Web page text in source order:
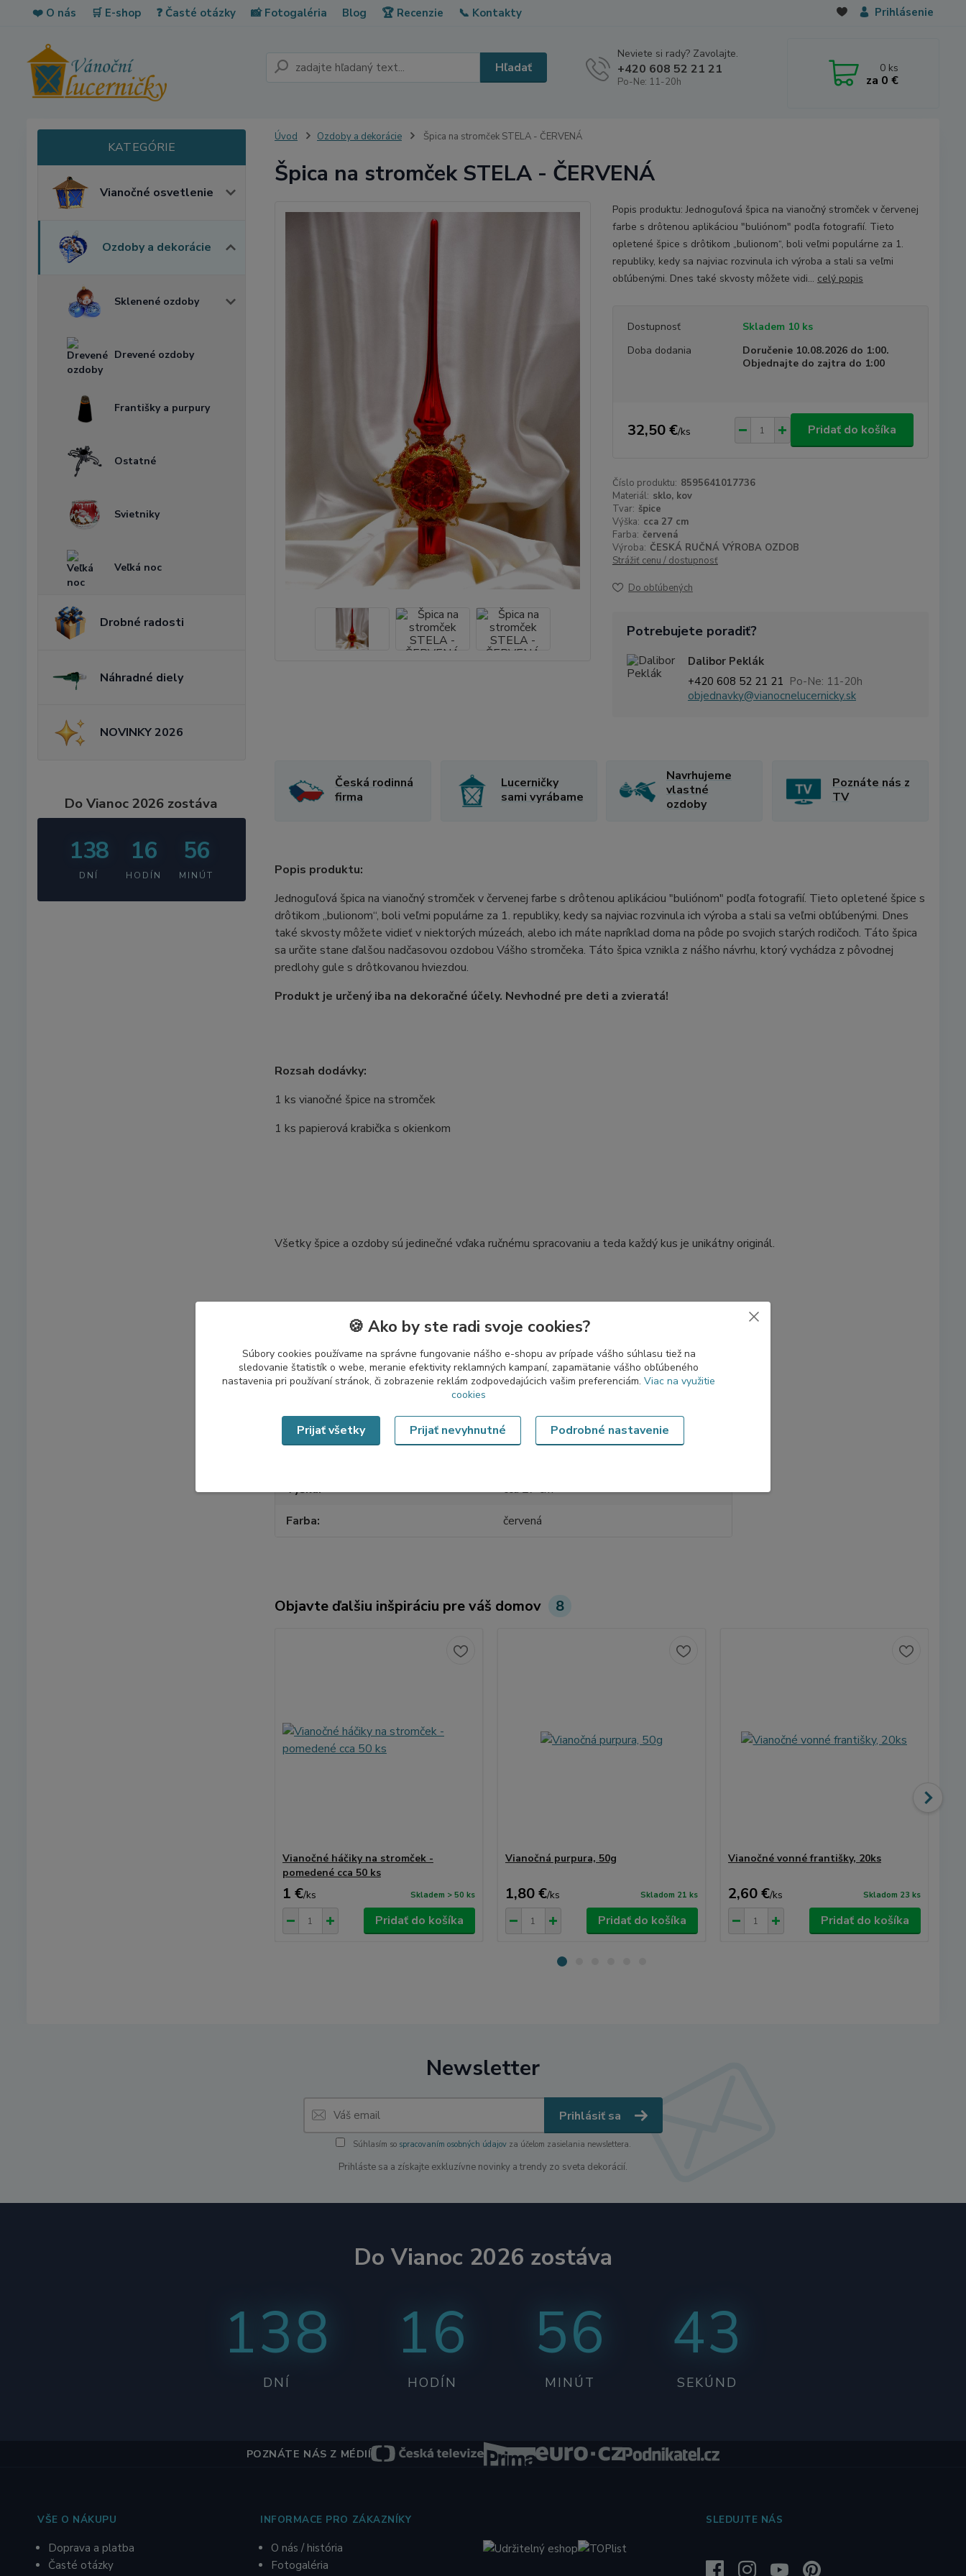
❤️ O nás 🛒 E-shop ❓ Časté otázky 📸 Fotogaléria 🏆 Recenzie 📞 Kontakty
Blog Prihlásenie
Hľadať
Neviete si rady? Zavolajte.
+420 608 52 21 21
Po-Ne: 11-20h
0 ks
za 0 €
Vianočné osvetlenie
Ozdoby a dekorácie
Sklenené ozdoby
Drevené ozdoby
Františky a purpury
Ostatné
Svietniky
Veľká noc
Drobné radosti
Náhradné diely
NOVINKY 2026
Do Vianoc 2026 zostáva
138
DNÍ
16
HODÍN
56
MINÚT
Úvod Ozdoby a dekorácie Špica na stromček STELA - ČERVENÁ
Špica na stromček STELA - ČERVENÁ
Popis produktu: Jednoguľová špica na vianočný stromček v červenej
farbe s drôtenou aplikáciou "buliónom" podľa fotografií. Tieto
opletené špice s drôtikom „bulionom“, boli veľmi populárne za 1.
republiky, kedy sa najviac rozvinula ich výroba a stali sa veľmi
obľúbenými. Dnes také skvosty môžete vidi... celý popis
Dostupnosť
Skladem 10 ks
Doba dodania
Doručenie 10.08.2026 do 1:00.
Objednajte do zajtra do 1:00
32,50 €/ks Pridať do košíka
Číslo produktu: 8595641017736
Materiál: sklo, kov
Tvar: špice
Výška: cca 27 cm
Farba: červená
Výroba: ČESKÁ RUČNÁ VÝROBA OZDOB
Strážiť cenu / dostupnosť
Do obľúbených
Potrebujete poradiť?
Dalibor Peklák
+420 608 52 21 21 Po-Ne: 11-20h
objednavky@vianocnelucernicky.sk
Česká rodinná
firma
Lucerničky
sami vyrábame
Navrhujeme
vlastné
ozdoby
Poznáte nás z
TV
Popis produktu:
Jednoguľová špica na vianočný stromček v červenej farbe s drôtenou aplikáciou "buliónom" podľa fotografií. Tieto opletené špice s
drôtikom „bulionom“, boli veľmi populárne za 1. republiky, kedy sa najviac rozvinula ich výroba a stali sa veľmi obľúbenými. Dnes
také skvosty môžete vidieť v niektorých múzeách, alebo ich máte napríklad doma na pôde po svojich starých rodičoch. Táto špica
sa určite stane ďalšou nadčasovou ozdobou Vášho stromčeka. Táto špica vznikla z nášho návrhu, ktorý vychádza z pôvodnej
predlohy gule s drôtkovanou hviezdou.
Produkt je určený iba na dekoračné účely. Nevhodné pre deti a zvieratá!
Rozsah dodávky:
1 ks vianočné špice na stromček
1 ks papierová krabička s okienkom
Všetky špice a ozdoby sú jedinečné vďaka ručnému spracovaniu a teda každý kus je unikátny originál.
Pôvod tovaru
Parametre
Materiál
sklo, kov
Výška
cca 27 cm
Farba
červená
Objavte ďalšiu inšpiráciu pre váš domov 8
Vianočné háčiky na stromček -
pomedené cca 50 ks
1 €/ks Skladem > 50 ks
Pridať do košíka
Vianočná purpura, 50g
1,80 €/ks Skladom 21 ks
Pridať do košíka
Vianočné vonné františky, 20ks
2,60 €/ks Skladom 23 ks
Pridať do košíka
Newsletter
Prihlásiť sa
Súhlasím so spracovaním osobných údajovza účelom zasielania newslettera.
Prihláste sa a získajte exkluzívne novinky a trendy zo sveta dekorácií.
Do Vianoc 2026 zostáva
138
DNÍ
16
HODÍN
56
MINÚT
42
SEKÚND
POZNÁTE NÁS Z MÉDIÍ
VŠE O NÁKUPU
Doprava a platba
Časté otázky
INFORMACE PRO ZÁKAZNÍKY
O nás / história
Fotogaléria
SLEDUJTE NÁS
🍪 Ako by ste radi svoje cookies?
Súbory cookies používame na správne fungovanie nášho e-shopu av prípade vášho súhlasu tiež na
sledovanie štatistík o webe, meranie efektivity reklamných kampaní, zapamätanie vášho obľúbeného
nastavenia pri používaní stránok, či zobrazenie reklám zodpovedajúcich vašim preferenciám. Viac na využitie
cookies
Prijať nevyhnutné Podrobné nastavenie
Prijať všetky